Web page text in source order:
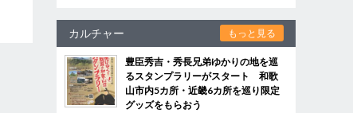
カルチャー もっと見る
豊臣秀吉・秀長兄弟ゆかりの地を巡
るスタンプラリーがスタート 和歌
山市内5カ所・近畿6カ所を巡り限定
グッズをもらおう